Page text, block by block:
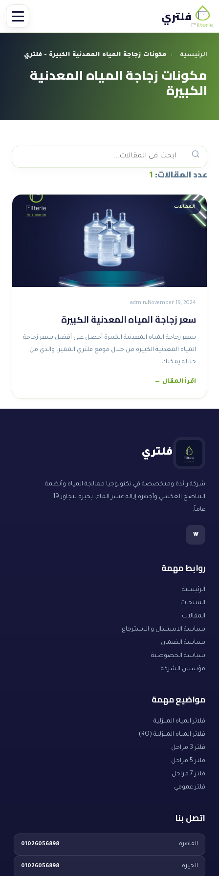
فلتري
الرئيسية ← مكونات زجاجة المياه المعدنية الكبيرة - فلتري
مكونات زجاجة المياه المعدنية
الكبيرة
عدد المقالات:1
المقالات
November 19, 2024
admin
سعر زجاجة المياه المعدنية الكبيرة
سعر زجاجة المياه المعدنية الكبيرة أحصل على أفضل سعر زجاجة
المياه المعدنية الكبيرة من خلال موقع فلتري المميز، والذي من
خلاله يمكنك…
اقرأ المقال ←
فلتري
شركة رائدة ومتخصصة في تكنولوجيا معالجة المياه وأنظمة
التناضح العكسي وأجهزة إزالة عسر الماء، بخبرة تتجاوز 19
عاماً.
w
روابط مهمة
الرئيسية
المنتجات
المقالات
سياسة الاستبدال و الاسترجاع
سياسة الضمان
سياسة الخصوصية
مؤسس الشركة
مواضيع مهمة
فلاتر المياه المنزلية
فلاتر المياه المنزلية (RO)
فلتر 3 مراحل
فلتر 5 مراحل
فلتر 7 مراحل
فلتر عمومي
اتصل بنا
القاهرة 01026056898
الجيزة 01026056898